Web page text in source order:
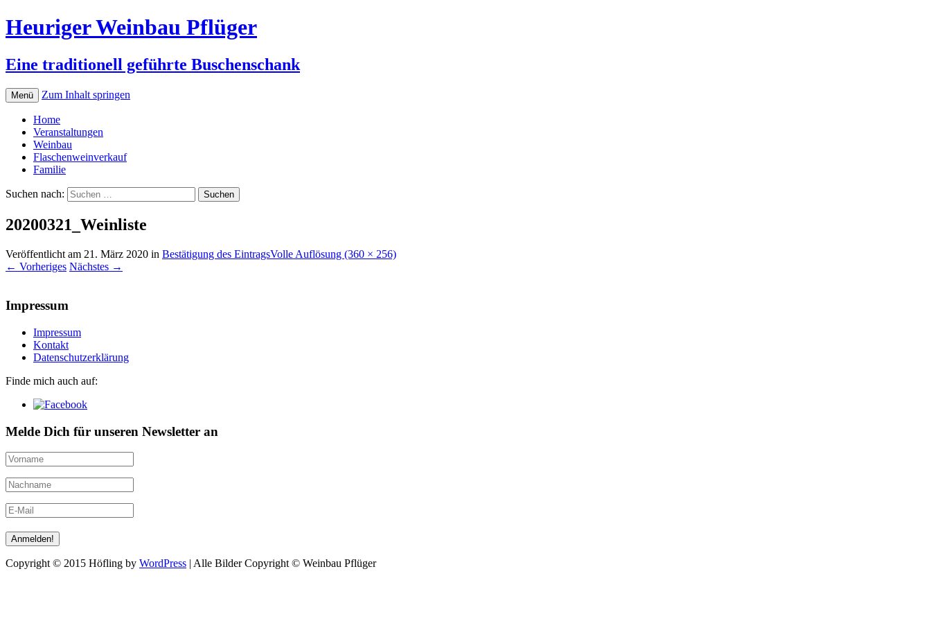
Heuriger Weinbau Pflüger
Eine traditionell geführte Buschenschank
Menü Zum Inhalt springen
Home
Veranstaltungen
Weinbau
Flaschenweinverkauf
Familie
Suchen nach:
20200321_Weinliste
Veröffentlicht am 21. März 2020 in Bestätigung des EintragsVolle Auflösung (360 × 256)
← Vorheriges Nächstes →
Impressum
Impressum
Kontakt
Datenschutzerklärung
Finde mich auch auf:
Melde Dich für unseren Newsletter an
Copyright © 2015 Höfling by WordPress | Alle Bilder Copyright © Weinbau Pflüger